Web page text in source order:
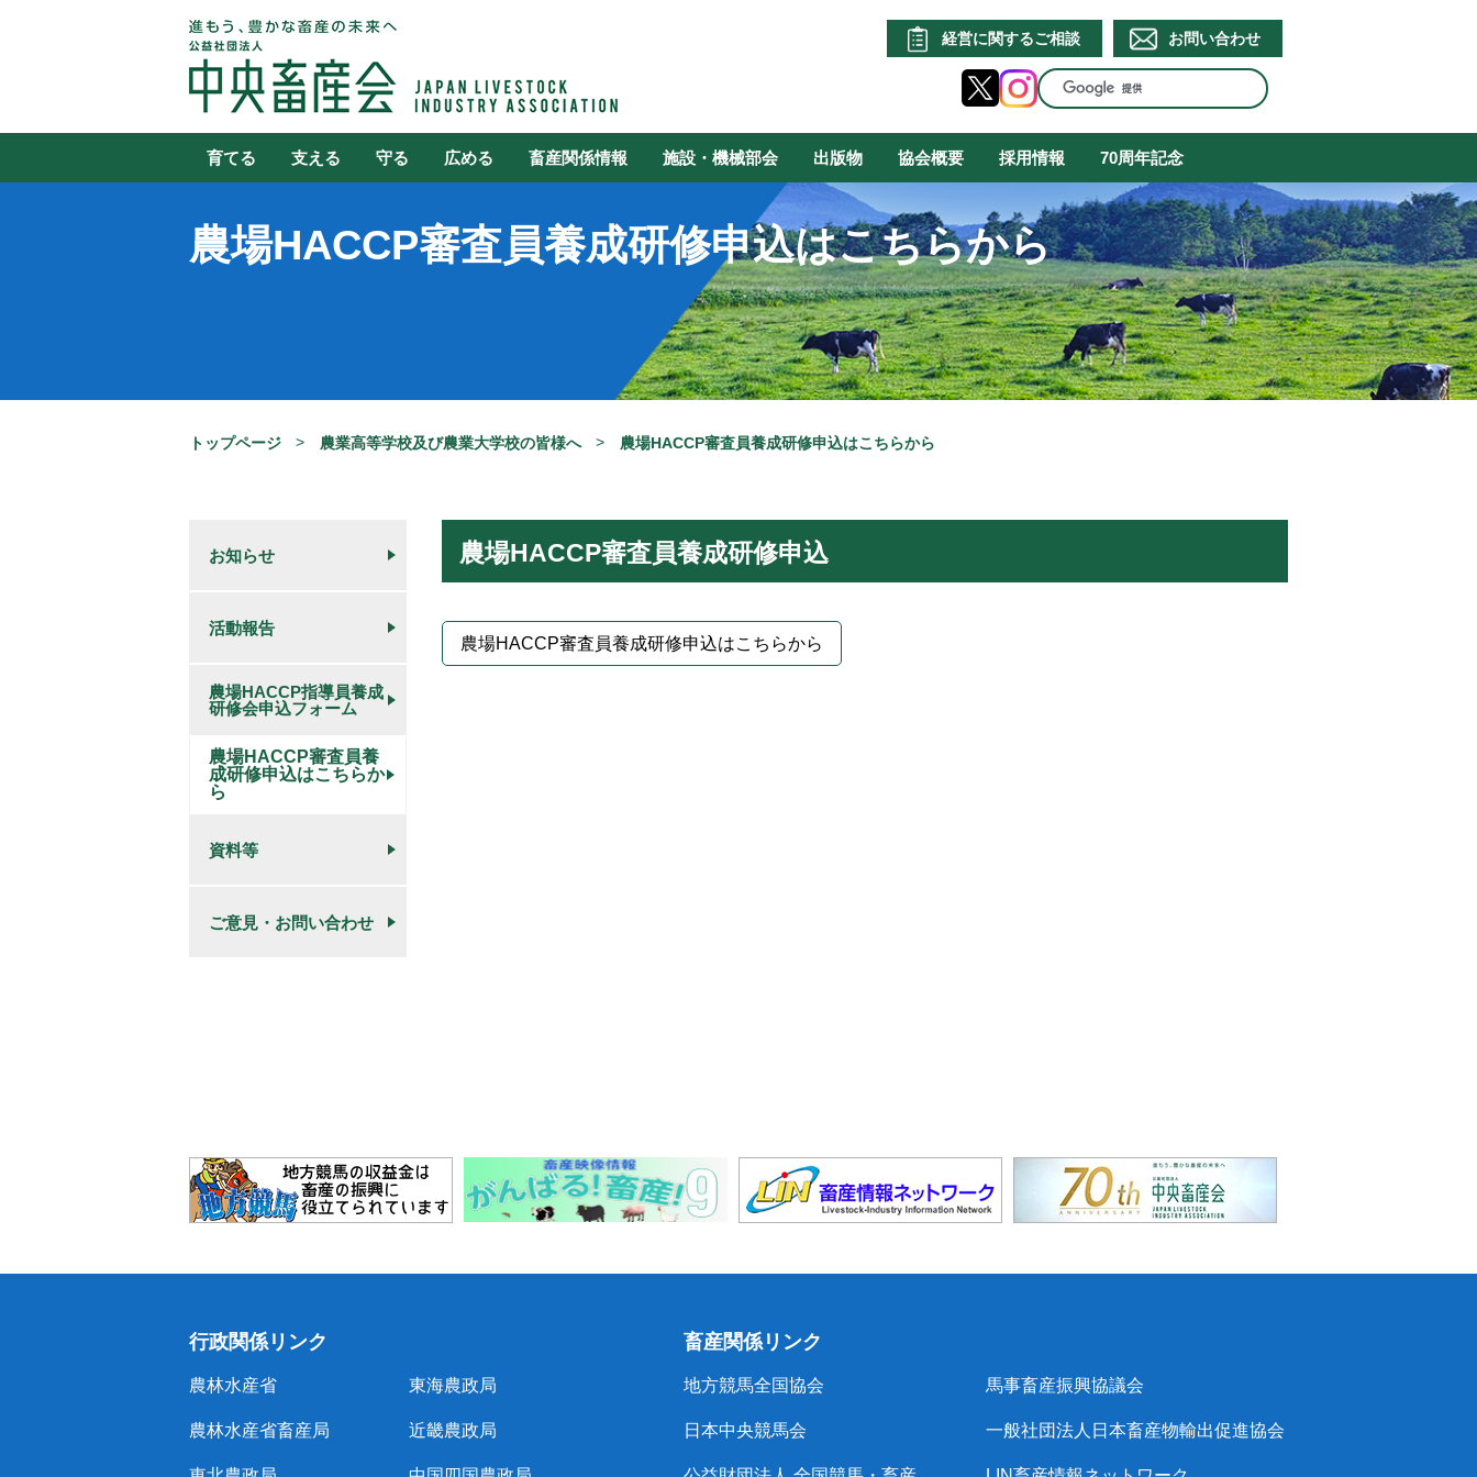
経営に関するご相談 お問い合わせ
育てる 支える 守る 広める 畜産関係情報 施設・機械部会 出版物 協会概要 採用情報 70周年記念
農場HACCP審査員養成研修申込はこちらから
トップページ 農業高等学校及び農業大学校の皆様へ 農場HACCP審査員養成研修申込はこちらから
お知らせ
活動報告
農場HACCP指導員養成
研修会申込フォーム
農場HACCP審査員養
成研修申込はこちらか
ら
資料等
ご意見・お問い合わせ
農場HACCP審査員養成研修申込
農場HACCP審査員養成研修申込はこちらから
行政関係リンク
農林水産省
農林水産省畜産局
東海農政局
近畿農政局
畜産関係リンク
地方競馬全国協会
日本中央競馬会
馬事畜産振興協議会
一般社団法人日本畜産物輸出促進協会